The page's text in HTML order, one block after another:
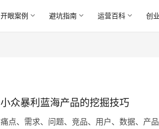
开眼案例 避坑指南 运营百科 创
小众暴利蓝海产品的挖掘技巧
痛点、需求、问题、竞品、用户、数据、产